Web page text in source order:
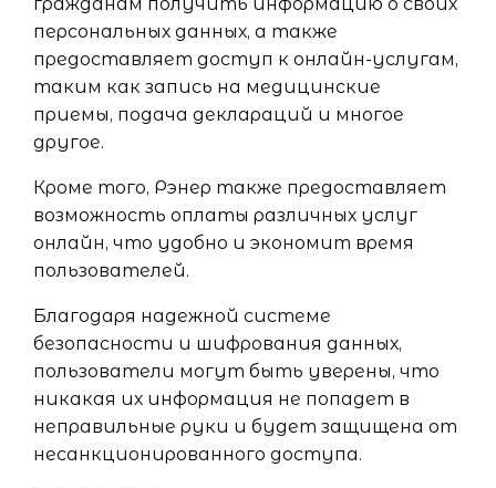
персональных данных, а также
предоставляет доступ к онлайн-услугам,
таким как запись на медицинские
приемы, подача деклараций и многое
другое.
Кроме того, Рэнер также предоставляет
возможность оплаты различных услуг
онлайн, что удобно и экономит время
пользователей.
Благодаря надежной системе
безопасности и шифрования данных,
пользователи могут быть уверены, что
никакая их информация не попадет в
неправильные руки и будет защищена от
несанкционированного доступа.